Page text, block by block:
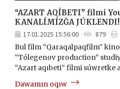
“AZART AQÍBETI” filmi
KANALÍMÍZĠA
17.01.2025 15:56:00 879
Bul film “Qaraqalpaqfilm”
“Tólegenov production”
“Azart aqıbeti” filmi súwretke
Dawamın oqıw